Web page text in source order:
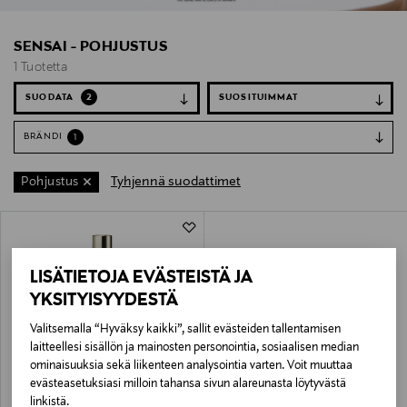
LISÄTIETOJA EVÄSTEISTÄ JA
YKSITYISYYDESTÄ
Valitsemalla “Hyväksy kaikki”, sallit evästeiden tallentamisen
laitteellesi sisällön ja mainosten personointia, sosiaalisen median
ominaisuuksia sekä liikenteen analysointia varten. Voit muuttaa
evästeasetuksiasi milloin tahansa sivun alareunasta löytyvästä
linkistä.
SENSAI - POHJUSTUS
1 Tuotetta
SUODATA 2
BRÄNDI 1
Pohjustus Tyhjennä suodattimet
SENSAI